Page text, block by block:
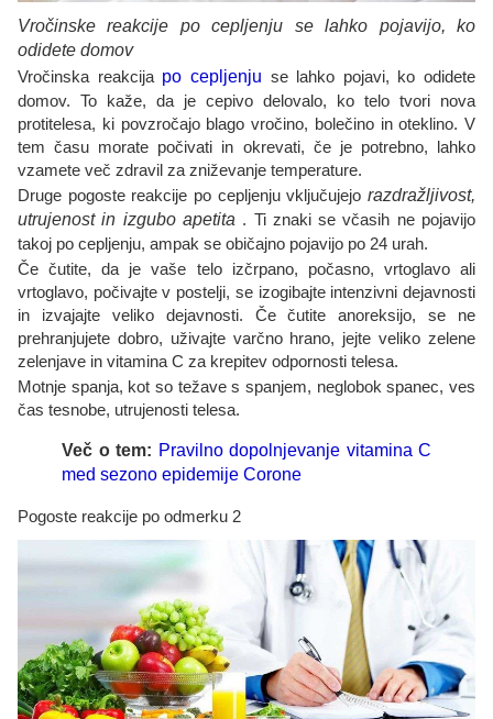
Vročinske reakcije po cepljenju se lahko pojavijo, ko
odidete domov
Vročinska reakcija po cepljenju se lahko pojavi, ko odidete
domov. To kaže, da je cepivo delovalo, ko telo tvori nova
protitelesa, ki povzročajo blago vročino, bolečino in oteklino. V
tem času morate počivati ​​in okrevati, če je potrebno, lahko
vzamete več zdravil za zniževanje temperature.
Druge pogoste reakcije po cepljenju vključujejo razdražljivost,
utrujenost in izgubo apetita . Ti znaki se včasih ne pojavijo
takoj po cepljenju, ampak se običajno pojavijo po 24 urah.
Če čutite, da je vaše telo izčrpano, počasno, vrtoglavo ali
vrtoglavo, počivajte v postelji, se izogibajte intenzivni dejavnosti
in izvajajte veliko dejavnosti. Če čutite anoreksijo, se ne
prehranjujete dobro, uživajte varčno hrano, jejte veliko zelene
zelenjave in vitamina C za krepitev odpornosti telesa.
Motnje spanja, kot so težave s spanjem, neglobok spanec, ves
čas tesnobe, utrujenosti telesa.
Več o tem: Pravilno dopolnjevanje vitamina C
med sezono epidemije Corone
Pogoste reakcije po odmerku 2